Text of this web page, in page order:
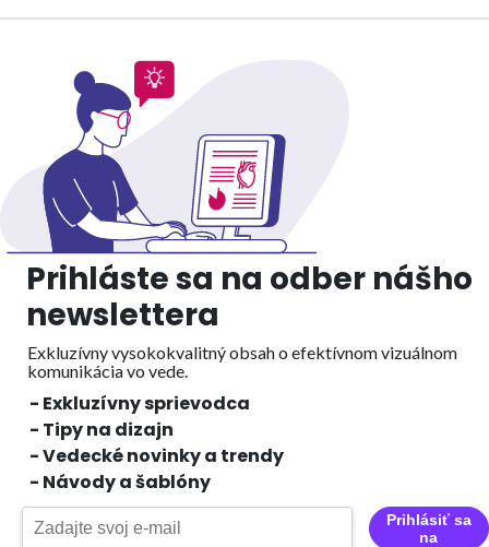
Prihláste sa na odber nášho
newslettera
Exkluzívny vysokokvalitný obsah o efektívnom vizuálnom
komunikácia vo vede.
- Exkluzívny sprievodca
- Tipy na dizajn
- Vedecké novinky a trendy
- Návody a šablóny
Prihlásiť sa
na